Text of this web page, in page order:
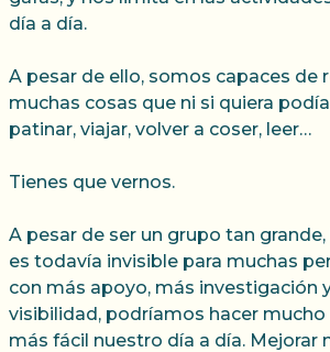
día a día.
A pesar de ello, somos capaces de
muchas cosas que ni si quiera
patinar, viajar, volver a coser, leer…
Tienes que vernos.
A pesar de ser un grupo tan grande,
es todavía invisible para muchas
con más apoyo, más investigación
visibilidad, podríamos hacer mucho
más fácil nuestro día a día. Mejorar